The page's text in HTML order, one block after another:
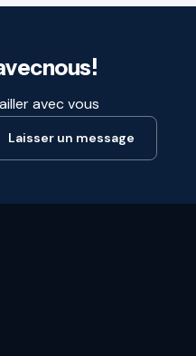
avec vous
Laisser un message